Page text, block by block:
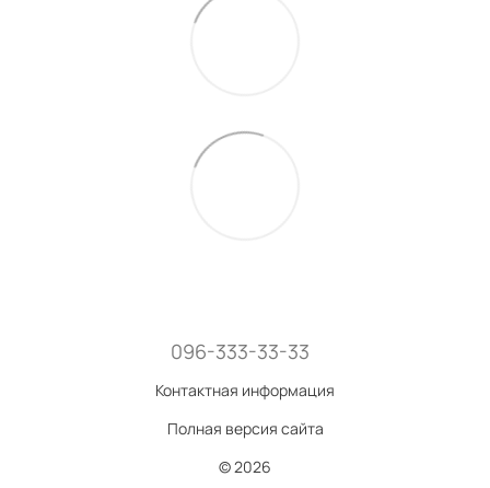
096-333-33-33
Контактная информация
Полная версия сайта
© 2026